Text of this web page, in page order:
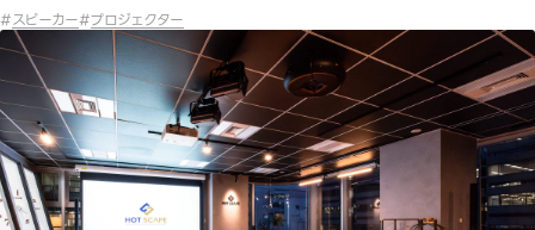
#スピーカー#プロジェクター
オフィス移転に伴う映像音響機器の入れ替えとシステム構築